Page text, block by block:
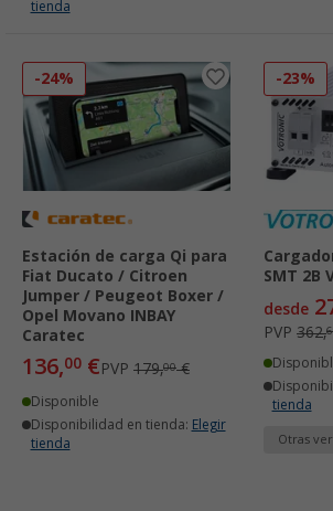
tienda
-24%
Estación de carga Qi para
Fiat Ducato / Citroen
Jumper / Peugeot Boxer /
Opel Movano INBAY
Caratec
136,00 €PVP 179,00€
Disponible
Disponibilidad en tienda: Elegir
tienda
-23%
SMT 2B
desde
PVP 362,
tienda
Otras